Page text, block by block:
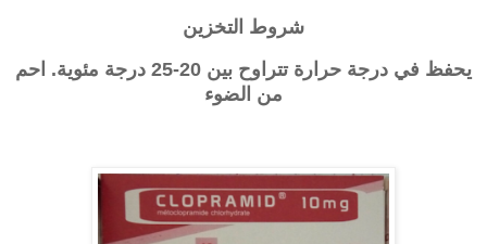
شروط التخزين
يحفظ في درجة حرارة تتراوح بين 20-25 درجة مئوية. احم
من الضوء